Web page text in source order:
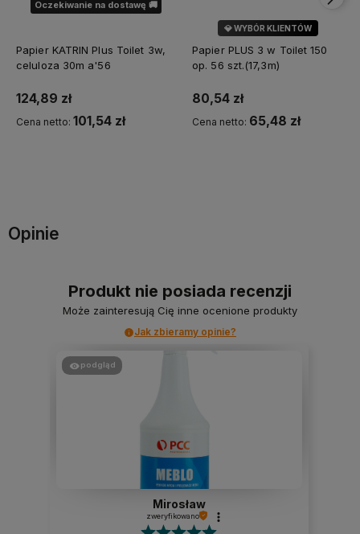
Oczekiwanie na dostawę 🚚
Papier KATRIN Plus Toilet 3w,
celuloza 30m a'56
124,89 zł
Cena netto: 101,54 zł
💎 WYBÓR KLIENTÓW
Papier PLUS 3 w Toilet 150
op. 56 szt.(17,3m)
80,54 zł
Cena netto: 65,48 zł
Opinie
Produkt nie posiada recenzji
Może zainteresują Cię inne ocenione produkty
Jak zbieramy opinie?
podgląd
Mirosław
zweryfikowano